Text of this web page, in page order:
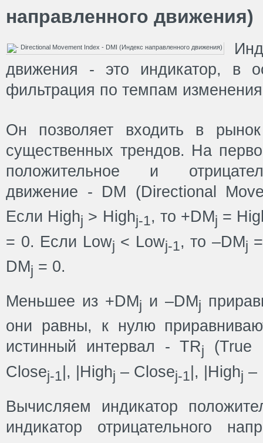
направленного движения)
движения - это индикатор, в
фильтрация по темпам
Он позволяет входить в
существенных трендов. На
положительное и
движение - DM (Directional
Если Highj > Highj-1, то +DMj =
= 0. Если Lowj < Lowj-1, то –DMj
DMj = 0.
Меньшее из +DMj и –DMj
они равны, к нулю
истинный интервал - TRj
(True
Closej-1 |, |Highj – Closej-1 |, |Highj –
Вычисляем индикатор
индикатор отрицательного